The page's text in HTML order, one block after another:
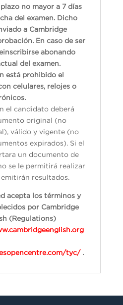
no mayor a 7 días
del examen. Dicho
a Cambridge
En caso de ser
abonando
del examen.
está prohibido el
celulares, relojes o
el candidato deberá
original (no
válido y vigente (no
expirados). Si el
un documento de
se le permitirá realizar
resultados.
acepta los términos y
por Cambridge
(Regulations)
tyc/.